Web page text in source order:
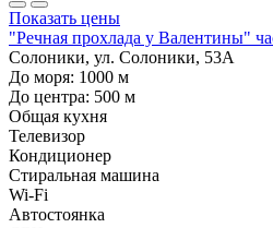
Показать цены
"Речная прохлада у Валентины"
Солоники, ул. Солоники, 53А
До моря: 1000 м
До центра: 500 м
Общая кухня
Телевизор
Кондиционер
Стиральная машина
Wi-Fi
Автостоянка